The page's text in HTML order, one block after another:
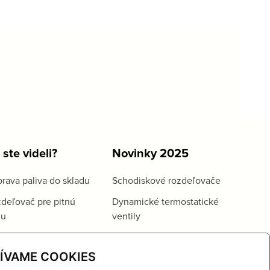
COOKIES
videli?
paliva do skladu
pre pitnú
Novinky 2025
Schodiskové rozdeľovače
Dynamické termostatické
ventily